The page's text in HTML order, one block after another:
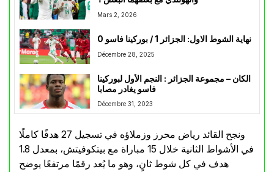
Mars 2, 2026
نهاية الشوط الاول: الجزائر 1 / بوركينا فاسو 0
Décembre 28, 2025
الكان – مجموعة الجزائر : النجم الأول لبوركينا
فاسو يغادر مصابا
Décembre 31, 2023
ونجح القائد رياض محرز وزملاؤه في تسجيل 27 هدفًا كاملًا
في الأشواط الثانية خلال 15 مباراة مع بيتكوفيتش، بمعدل 1.8
هدف في كل شوط ثانٍ، وهو ما يُعد رقمًا مرتفعًا يوضح